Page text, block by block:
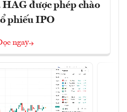
HAG được phép chào
phiếu IPO
ngay